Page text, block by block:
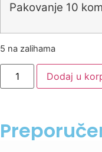
Pakovanje 10 kom
5 na zalihama
Dodaj u